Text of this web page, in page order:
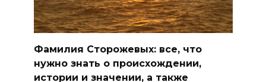
Фамилия Сторожевых: все, что
нужно знать о происхождении,
истории и значении, а также